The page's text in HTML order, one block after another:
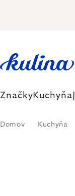
ZnačkyKuchyňa
Domov Kuchyňa